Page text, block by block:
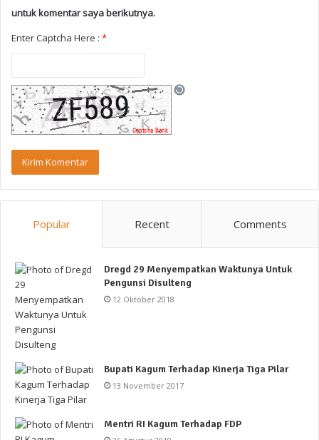
untuk komentar saya berikutnya.
Enter Captcha Here : *
Popular Recent Comments
Dregd 29 Menyempatkan Waktunya Untuk
Pengunsi Disulteng
12 Oktober 2018
Bupati Kagum Terhadap Kinerja Tiga Pilar
13 November 2017
Mentri RI Kagum Terhadap FDP